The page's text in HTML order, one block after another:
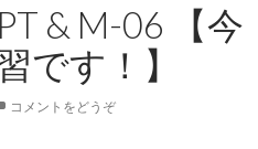
& M-06 【今
です！】
コメントをどうぞ